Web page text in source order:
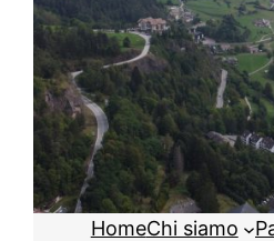
HomeChi siamo